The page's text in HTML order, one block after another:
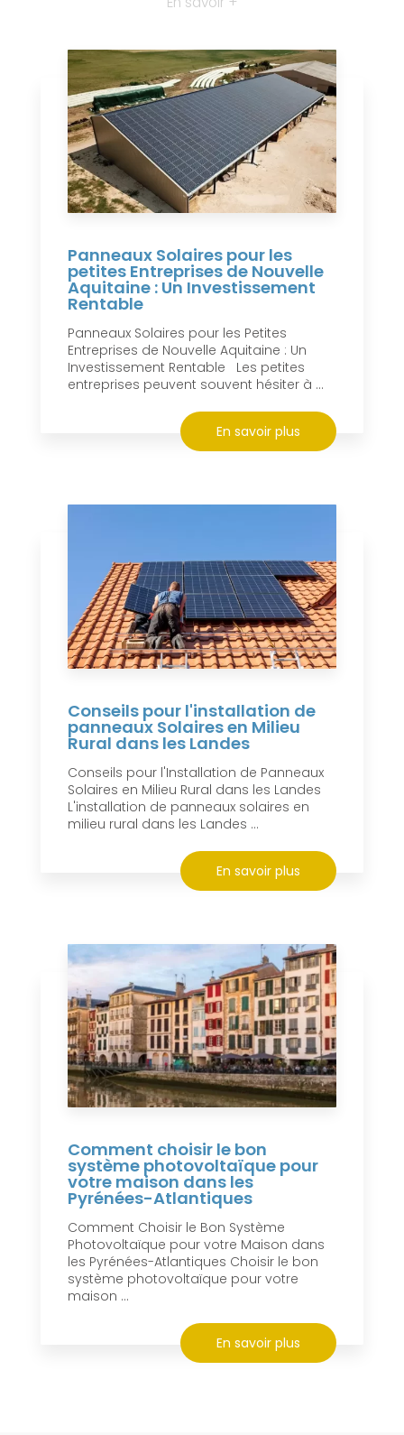
Panneaux Solaires pour les
petites Entreprises de Nouvelle
Aquitaine : Un Investissement
Rentable
Panneaux Solaires pour les Petites
Entreprises de Nouvelle Aquitaine : Un
Investissement Rentable Les petites
entreprises peuvent souvent hésiter à ...
En savoir plus
Conseils pour l'installation de
panneaux Solaires en Milieu
Rural dans les Landes
Conseils pour l'Installation de Panneaux
Solaires en Milieu Rural dans les Landes
L'installation de panneaux solaires en
milieu rural dans les Landes ...
En savoir plus
Comment choisir le bon
système photovoltaïque pour
votre maison dans les
Pyrénées-Atlantiques
Comment Choisir le Bon Système
Photovoltaïque pour votre Maison dans
les Pyrénées-Atlantiques Choisir le bon
système photovoltaïque pour votre
maison ...
En savoir plus